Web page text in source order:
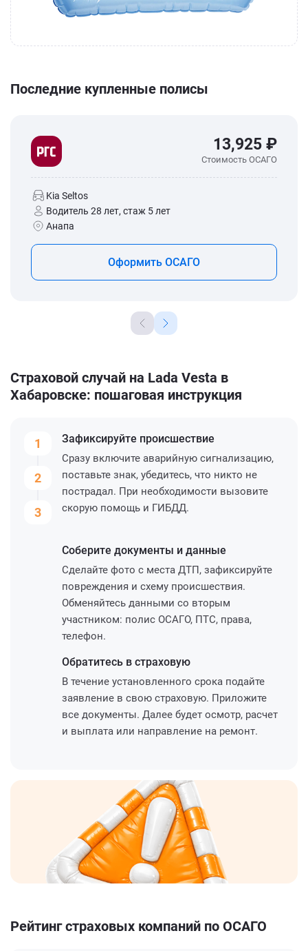
Последние купленные полисы
13,925 ₽
Стоимость ОСАГО
Kia Seltos
Водитель 28 лет, стаж 5 лет
Анапа
Оформить ОСАГО
Страховой случай на Lada Vesta в
Хабаровске: пошаговая инструкция
1
2
3
Зафиксируйте происшествие
Сразу включите аварийную сигнализацию,
поставьте знак, убедитесь, что никто не
пострадал. При необходимости вызовите
скорую помощь и ГИБДД.
Соберите документы и данные
Сделайте фото с места ДТП, зафиксируйте
повреждения и схему происшествия.
Обменяйтесь данными со вторым
участником: полис ОСАГО, ПТС, права,
телефон.
Обратитесь в страховую
В течение установленного срока подайте
заявление в свою страховую. Приложите
все документы. Далее будет осмотр, расчет
и выплата или направление на ремонт.
Рейтинг страховых компаний по ОСАГО